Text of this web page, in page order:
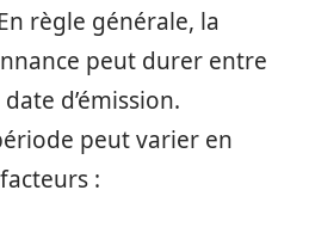
règle générale, la
peut durer entre
d’émission.
peut varier en
: